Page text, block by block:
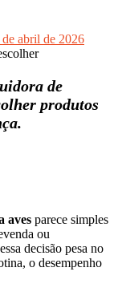
de abril de 2026
de
produtos
aves parece simples
ou
decisão pesa no
o desempenho